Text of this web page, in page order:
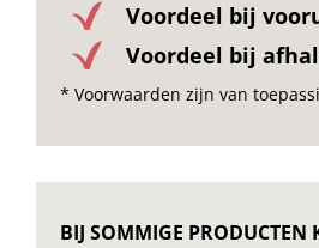
Voordeel bij
Voordeel bij
* Voorwaarden zijn van
BIJ SOMMIGE PRODUCTEN